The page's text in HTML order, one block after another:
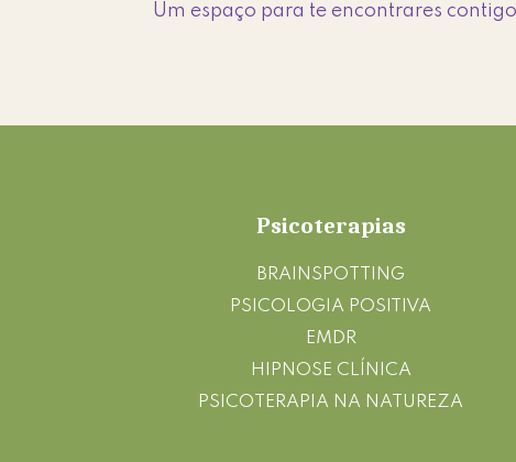
Um espaço para te encontrares
Psicoterapias
BRAINSPOTTING
PSICOLOGIA POSITIVA
EMDR
HIPNOSE CLÍNICA
PSICOTERAPIA NA NATUREZA